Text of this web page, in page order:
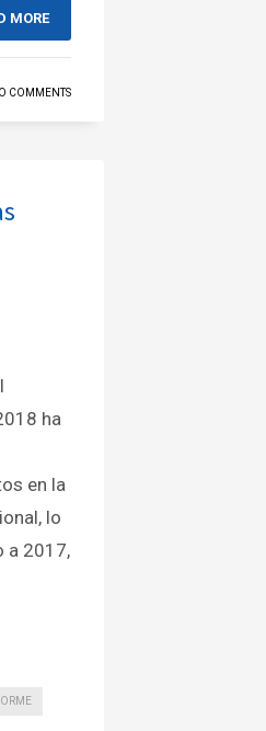
MORE
COMMENTS
ha
en la
lo
a 2017,